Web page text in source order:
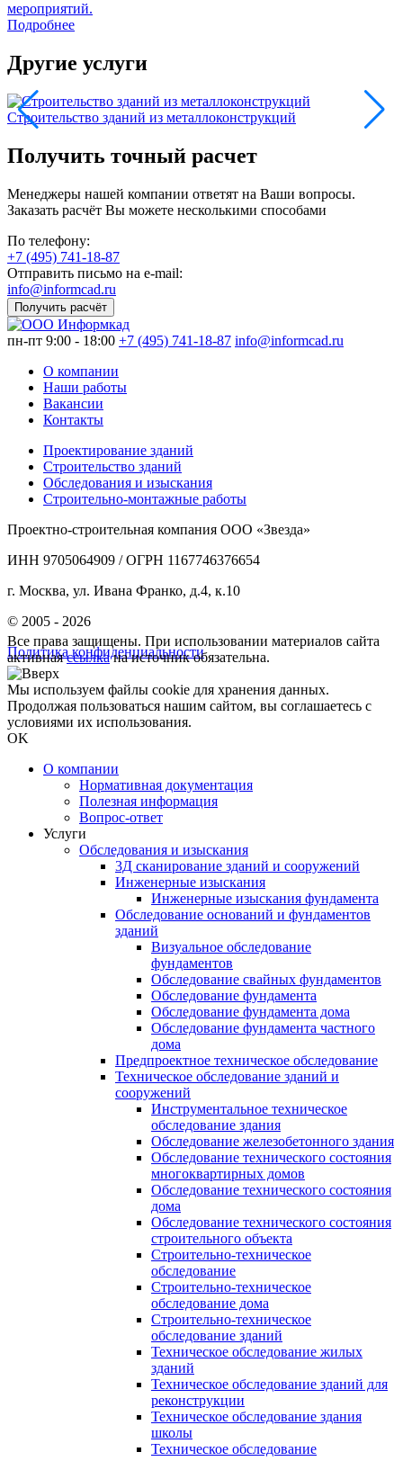
мероприятий.
Подробнее
Другие услуги
Строительство зданий из металлоконструкций
Получить точный расчет
Менеджеры нашей компании ответят на Ваши вопросы.
Заказать расчёт Вы можете несколькими способами
По телефону:
+7 (495) 741-18-87
Отправить письмо на e-mail:
info@informcad.ru
Получить расчёт
пн-пт 9:00 - 18:00 +7 (495) 741-18-87 info@informcad.ru
О компании
Наши работы
Вакансии
Контакты
Проектирование зданий
Строительство зданий
Обследования и изыскания
Строительно-монтажные работы
Проектно-строительная компания ООО «Звезда»
ИНН 9705064909 / ОГРН 1167746376654
г. Москва, ул. Ивана Франко, д.4, к.10
© 2005 - 2026
Политика конфиденциальности
Все права защищены. При использовании материалов сайта
активнаяссылкана источник обязательна.
Мы используем файлы cookie для хранения данных.
Продолжая пользоваться нашим сайтом, вы соглашаетесь с
условиями их использования.
OK
О компании
Нормативная документация
Полезная информация
Вопрос-ответ
Услуги
Обследования и изыскания
3Д сканирование зданий и сооружений
Инженерные изыскания
Инженерные изыскания фундамента
Обследование оснований и фундаментов
зданий
Визуальное обследование
фундаментов
Обследование свайных фундаментов
Обследование фундамента
Обследование фундамента дома
Обследование фундамента частного
дома
Предпроектное техническое обследование
Техническое обследование зданий и
сооружений
Инструментальное техническое
обследование здания
Обследование железобетонного здания
Обследование технического состояния
многоквартирных домов
Обследование технического состояния
дома
Обследование технического состояния
строительного объекта
Строительно-техническое
обследование
Строительно-техническое
обследование дома
Строительно-техническое
обследование зданий
Техническое обследование жилых
зданий
Техническое обследование зданий для
реконструкции
Техническое обследование здания
школы
Техническое обследование